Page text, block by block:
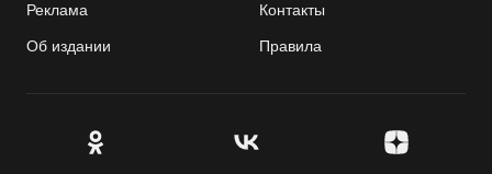
Реклама Контакты
Об издании Правила